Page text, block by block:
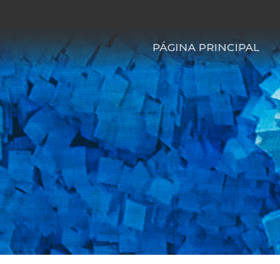
PÁGINA PRINCIPAL